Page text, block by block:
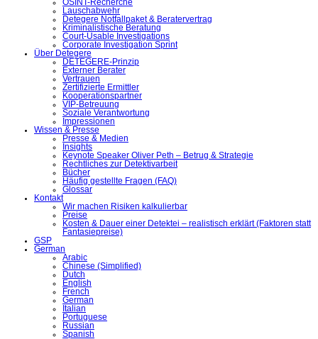
OSINT-Recherche
Lauschabwehr
Detegere Notfallpaket & Beratervertrag
Kriminalistische Beratung
Court-Usable Investigations
Corporate Investigation Sprint
Über Detegere
DETEGERE-Prinzip
Externer Berater
Vertrauen
Zertifizierte Ermittler
Kooperationspartner
VIP-Betreuung
Soziale Verantwortung
Impressionen
Wissen & Presse
Presse & Medien
Insights
Keynote Speaker Oliver Peth – Betrug & Strategie
Rechtliches zur Detektivarbeit
Bücher
Häufig gestellte Fragen (FAQ)
Glossar
Kontakt
Wir machen Risiken kalkulierbar
Preise
Kosten & Dauer einer Detektei – realistisch erklärt (Faktoren statt
Fantasiepreise)
GSP
German
Arabic
Chinese (Simplified)
Dutch
English
French
German
Italian
Portuguese
Russian
Spanish